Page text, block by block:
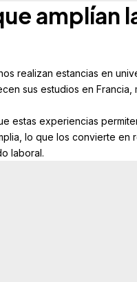
amplían
realizan estancias en
sus estudios en
estas experiencias
lo que los convierte
laboral.